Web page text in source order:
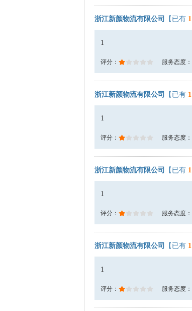
浙江新颜物流有限公司 【已有 1
1
评分： 服务态度：
浙江新颜物流有限公司 【已有 1
1
评分： 服务态度：
浙江新颜物流有限公司 【已有 1
1
评分： 服务态度：
浙江新颜物流有限公司 【已有 1
1
评分： 服务态度：